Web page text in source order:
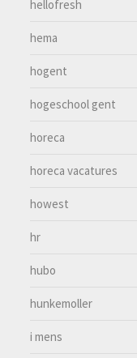
hellofresh
hema
hogent
hogeschool gent
horeca
horeca vacatures
howest
hr
hubo
hunkemoller
i mens